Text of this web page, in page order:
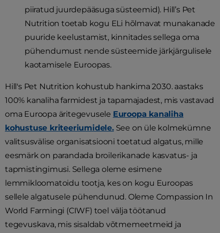
piiratud juurdepääsuga süsteemid). Hill’s Pet
Nutrition toetab kogu ELi hõlmavat munakanade
puuride keelustamist, kinnitades sellega oma
pühendumust nende süsteemide järkjärgulisele
kaotamisele Euroopas.
Hill's Pet Nutrition kohustub hankima 2030. aastaks
100% kanaliha farmidest ja tapamajadest, mis vastavad
oma Euroopa äritegevusele Euroopa kanaliha
kohustuse kriteeriumidele.See on üle kolmekümne
valitsusvälise organisatsiooni toetatud algatus, mille
eesmärk on parandada broilerikanade kasvatus- ja
tapmistingimusi. Sellega oleme esimene
lemmikloomatoidu tootja, kes on kogu Euroopas
sellele algatusele pühendunud. Oleme Compassion In
World Farmingi (CIWF) toel välja töötanud
tegevuskava, mis sisaldab võtmemeetmeid ja